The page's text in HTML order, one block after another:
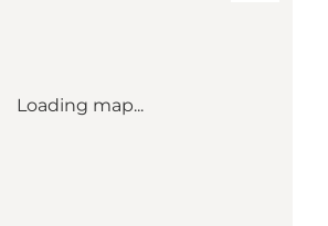
Loading map...